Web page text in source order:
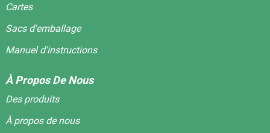
Cartes
Sacs d'emballage
Manuel d'instructions
À Propos De Nous
Des produits
À propos de nous